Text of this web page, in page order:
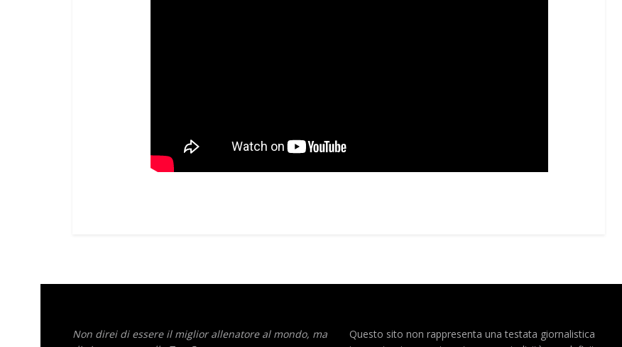
Non direi di essere il miglior allenatore al mondo, ma
Questo sito non rappresenta una testata giornalistica